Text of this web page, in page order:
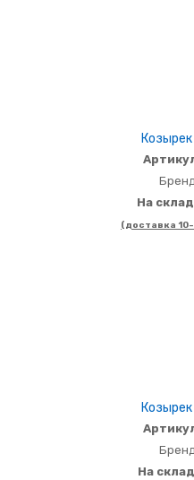
На
(доставка
На